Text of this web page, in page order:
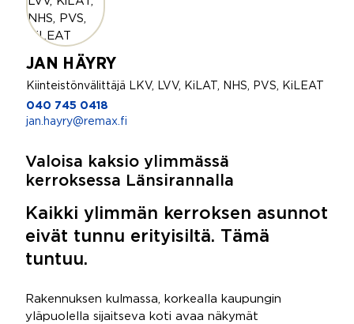
JAN HÄYRY
Kiinteistönvälittäjä LKV, LVV, KiLAT, NHS, PVS, KiLEAT
040 745 0418
jan.hayry@remax.fi
Valoisa kaksio ylimmässä
kerroksessa Länsirannalla
Kaikki ylimmän kerroksen asunnot
eivät tunnu erityisiltä. Tämä
tuntuu.
Rakennuksen kulmassa, korkealla kaupungin
yläpuolella sijaitseva koti avaa näkymät